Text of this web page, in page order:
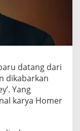
datang dari
dikabarkan
Yang
karya Homer